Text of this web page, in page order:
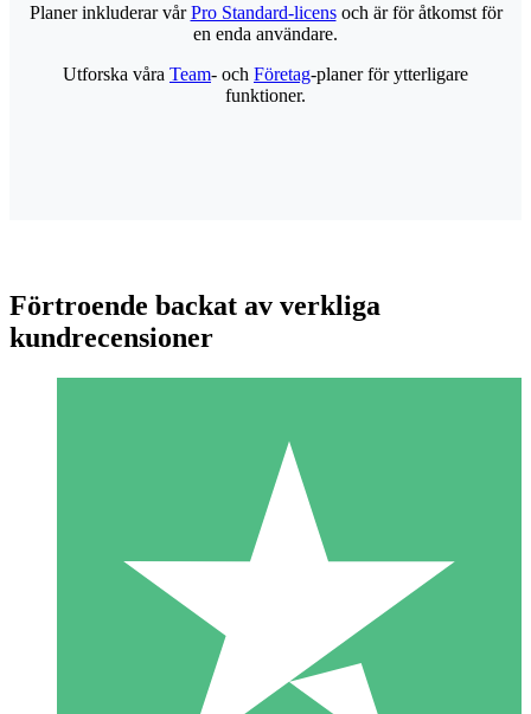
Individuella Kreditpaket
Betala per användning med nedladdningskrediter. Inget
1 Nedladdningar
10 00
Planer inkluderar vårPro Standard-licensoch är för åtkomst för
en enda användare.
Utforska våra Team- och Företag-planer för ytterligare
funktioner.
Förtroende backat av verkliga
kundrecensioner